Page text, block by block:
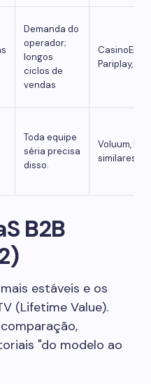
Demanda do
operador;
longos
ciclos de
vendas
Pariplay,
Toda equipe
séria precisa
disso.
Voluum,
similares
B2B
estáveis ​​e os
(Lifetime Value).
"do modelo ao